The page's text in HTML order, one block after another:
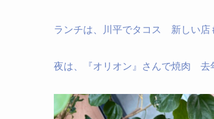
ランチは、川平でタコス 新しい店
夜は、『オリオン』さんで焼肉 去